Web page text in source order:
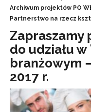
Archiwum projektów PO
Partnerstwo na rzecz
Zapraszamy
do udziału
branżowym
2017 r.